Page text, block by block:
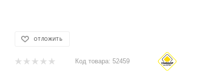
ОТЛОЖИТЬ
Код товара: 52459